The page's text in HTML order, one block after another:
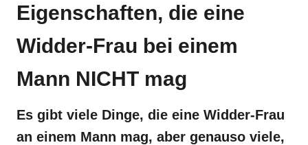
Eigenschaften, die eine
Widder-Frau bei einem
Mann NICHT mag
Es gibt viele Dinge, die eine Widder-Frau
an einem Mann mag, aber genauso viele,